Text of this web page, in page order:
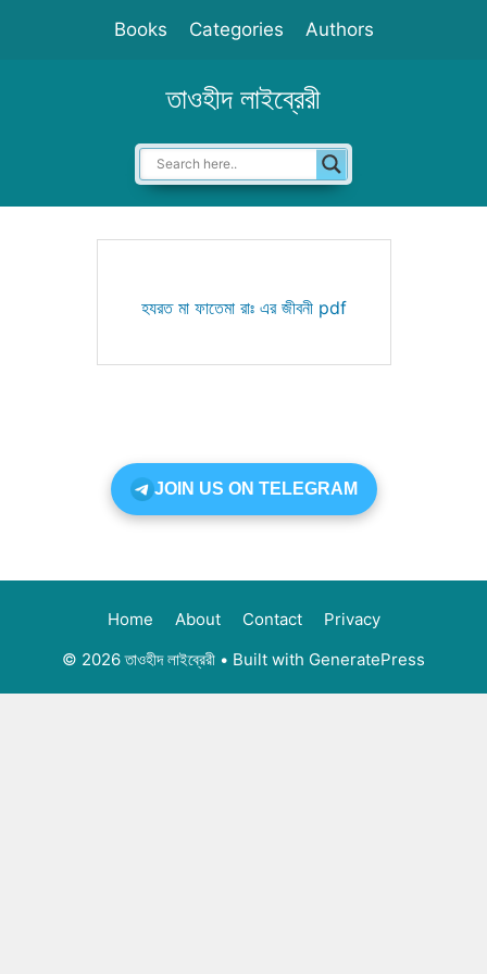
Books Categories Authors
তাওহীদ লাইব্রেরী
হযরত মা ফাতেমা রাঃ এর জীবনী pdf
JOIN US ON TELEGRAM
Home About Contact
Privacy
© 2026 তাওহীদ লাইব্রেরী • Built with GeneratePress